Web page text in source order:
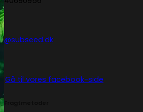
@subseed.dk
Gå til vores facebook-side